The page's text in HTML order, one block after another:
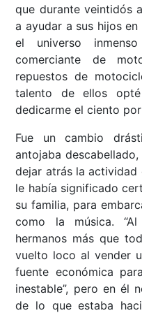
que durante veintidós
a ayudar a sus hijos
el universo
comerciante de
repuestos de
talento de ellos
dedicarme el ciento
Fue un cambio
antojaba
dejar atrás la actividad
le había significado
su familia, para
como la música.
hermanos más que
vuelto loco al vender
fuente económica
inestable”, pero en él
de lo que estaba